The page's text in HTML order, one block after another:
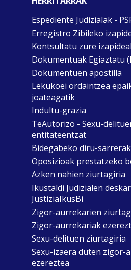
Espediente Judizialak -
Erregistro Zibileko
Kontsultatu zure
Dokumentuak Egiaztatu
Dokumentuen apostilla
Lekukoei ordaintzea
joateagatik
Indultu-grazia
TeAutorizo - Sexu-
entitateentzat
Bidegabeko diru-
Oposizioak prestatzeko
Azken nahien ziurtagiria
Ikustaldi Judizialen
JustiziaIkusBi
Zigor-aurrekarien
Zigor-aurrekariak
Sexu-delituen ziurtagiria
Sexu-izaera duten zigor-
ezereztea